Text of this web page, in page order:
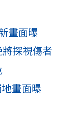
畫面曝
探視傷者
畫面曝